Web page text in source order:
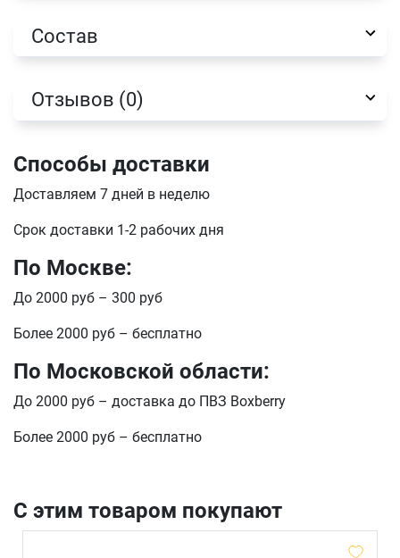
Состав
Отзывов (0)
Способы доставки
Доставляем 7 дней в неделю
Срок доставки 1-2 рабочих дня
По Москве:
До 2000 руб – 300 руб
Более 2000 руб – бесплатно
По Московской области:
До 2000 руб – доставка до ПВЗ Boxberry
Более 2000 руб – бесплатно
С этим товаром покупают
Телефон